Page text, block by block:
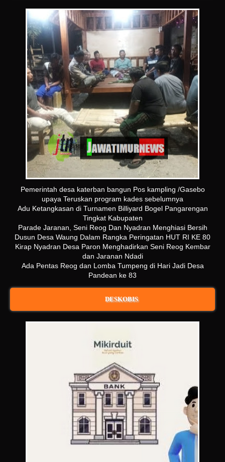
Pemerintah desa katerban bangun Pos kampling /Gasebo
upaya Teruskan program kades sebelumnya
Adu Ketangkasan di Turnamen Billiyard Bogel Pangarengan
Tingkat Kabupaten
Parade Jaranan, Seni Reog Dan Nyadran Menghiasi Bersih
Dusun Desa Waung Dalam Rangka Peringatan HUT RI KE 80
Kirap Nyadran Desa Paron Menghadirkan Seni Reog Kembar
dan Jaranan Ndadi
Ada Pentas Reog dan Lomba Tumpeng di Hari Jadi Desa
Pandean ke 83
DESKOBIS